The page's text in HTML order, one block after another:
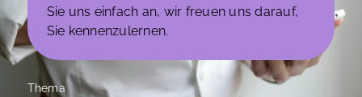
Sie uns einfach an, wir freuen uns darauf,
Sie kennenzulernen.
Thema